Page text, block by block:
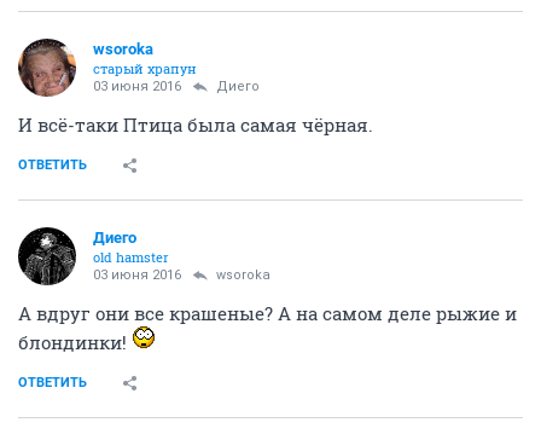
wsoroka
старый храпун
03 июня 2016 Диего
И всё-таки Птица была самая чёрная.
ОТВЕТИТЬ
Диего
old hamster
03 июня 2016 wsoroka
А вдруг они все крашеные? А на самом деле рыжие и
блондинки!
ОТВЕТИТЬ